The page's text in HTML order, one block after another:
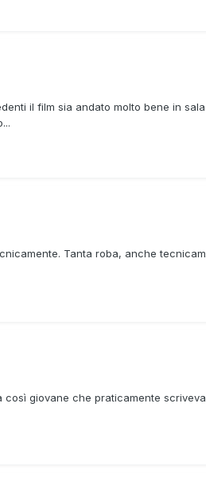
il film sia andato molto bene in
Tanta roba, anche
così giovane che praticamente